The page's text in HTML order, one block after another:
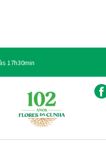
17h30min